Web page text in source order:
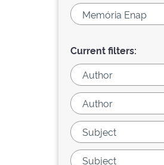
Current filters: